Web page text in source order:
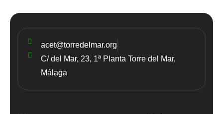
acet@torredelmar.org
C/ del Mar, 23, 1ª Planta Torre del Mar,
Málaga